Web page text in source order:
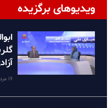
ویدیوهای برگزیده
۱۶ مرداد ۱۴۰۵